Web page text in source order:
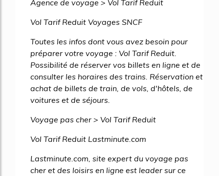
Agence de voyage > Vol Tarif Reduit
Vol Tarif Reduit Voyages SNCF
Toutes les infos dont vous avez besoin pour
préparer votre voyage : Vol Tarif Reduit.
Possibilité de réserver vos billets en ligne et de
consulter les horaires des trains. Réservation et
achat de billets de train, de vols, d'hôtels, de
voitures et de séjours.
Voyage pas cher > Vol Tarif Reduit
Vol Tarif Reduit Lastminute.com
Lastminute.com, site expert du voyage pas
cher et des loisirs en ligne est leader sur ce